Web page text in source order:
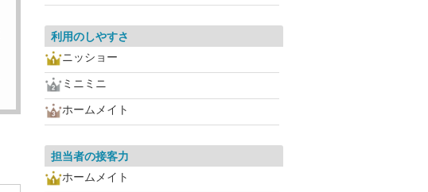
利用のしやすさ
ニッショー
ミニミニ
ホームメイト
担当者の接客力
ホームメイト